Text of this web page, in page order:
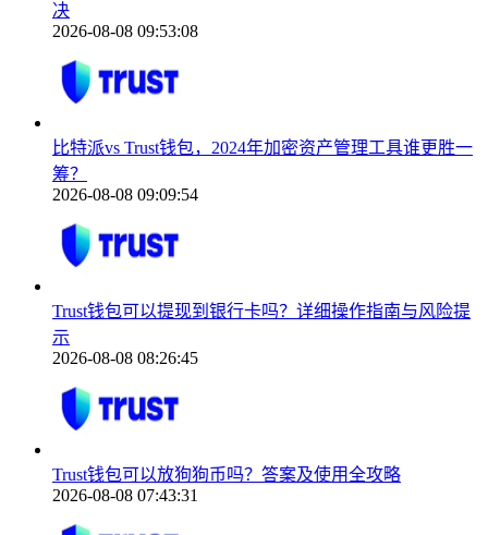
决
2026-08-08 09:53:08
比特派vs Trust钱包，2024年加密资产管理工具谁更胜一
筹？
2026-08-08 09:09:54
Trust钱包可以提现到银行卡吗？详细操作指南与风险提
示
2026-08-08 08:26:45
Trust钱包可以放狗狗币吗？答案及使用全攻略
2026-08-08 07:43:31